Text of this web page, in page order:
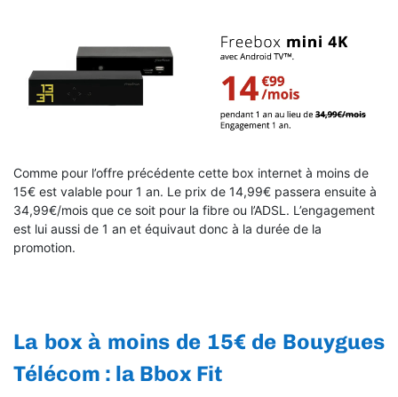
Comme pour l’offre précédente cette box internet à moins de
15€ est valable pour 1 an. Le prix de 14,99€ passera ensuite à
34,99€/mois que ce soit pour la fibre ou l’ADSL. L’engagement
est lui aussi de 1 an et équivaut donc à la durée de la
promotion.
La box à moins de 15€ de Bouygues
Télécom : la Bbox Fit